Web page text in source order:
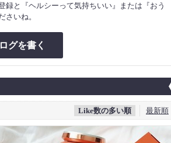
録と『ヘルシーって気持ちいい』または『おう
さいね。
グを書く
Like数の多い順 最新順